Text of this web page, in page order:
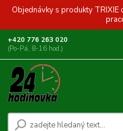
Objednávky s produkty TRIXIE
+420 776 263 020
(Po-Pá, 8-16 hod.)